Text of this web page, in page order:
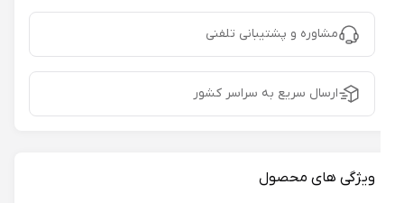
مشاوره و پشتیبانی تلفنی
ارسال سریع به سراسر کشور
ویژگی های محصول